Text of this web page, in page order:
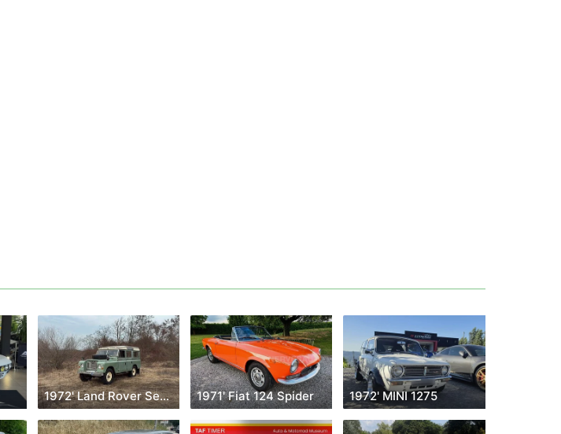
1972' Land Rover Serie III 1971' Fiat 124 Spider 1972' MINI 1275